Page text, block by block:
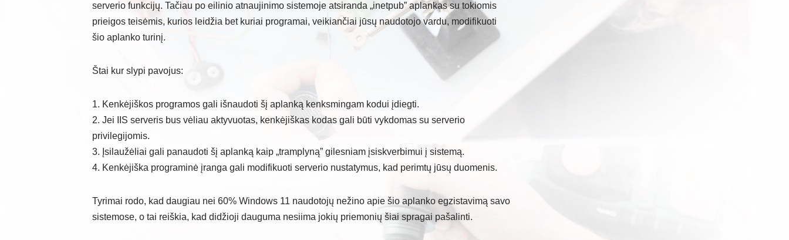
serverio funkcijų. Tačiau po eilinio atnaujinimo sistemoje atsiranda „inetpub” aplankas su tokiomis
prieigos teisėmis, kurios leidžia bet kuriai programai, veikiančiai jūsų naudotojo vardu, modifikuoti
šio aplanko turinį.
Štai kur slypi pavojus:
1. Kenkėjiškos programos gali išnaudoti šį aplanką kenksmingam kodui įdiegti.
2. Jei IIS serveris bus vėliau aktyvuotas, kenkėjiškas kodas gali būti vykdomas su serverio
privilegijomis.
3. Įsilaužėliai gali panaudoti šį aplanką kaip „tramplyną” gilesniam įsiskverbimui į sistemą.
4. Kenkėjiška programinė įranga gali modifikuoti serverio nustatymus, kad perimtų jūsų duomenis.
Tyrimai rodo, kad daugiau nei 60% Windows 11 naudotojų nežino apie šio aplanko egzistavimą savo
sistemose, o tai reiškia, kad didžioji dauguma nesiima jokių priemonių šiai spragai pašalinti.